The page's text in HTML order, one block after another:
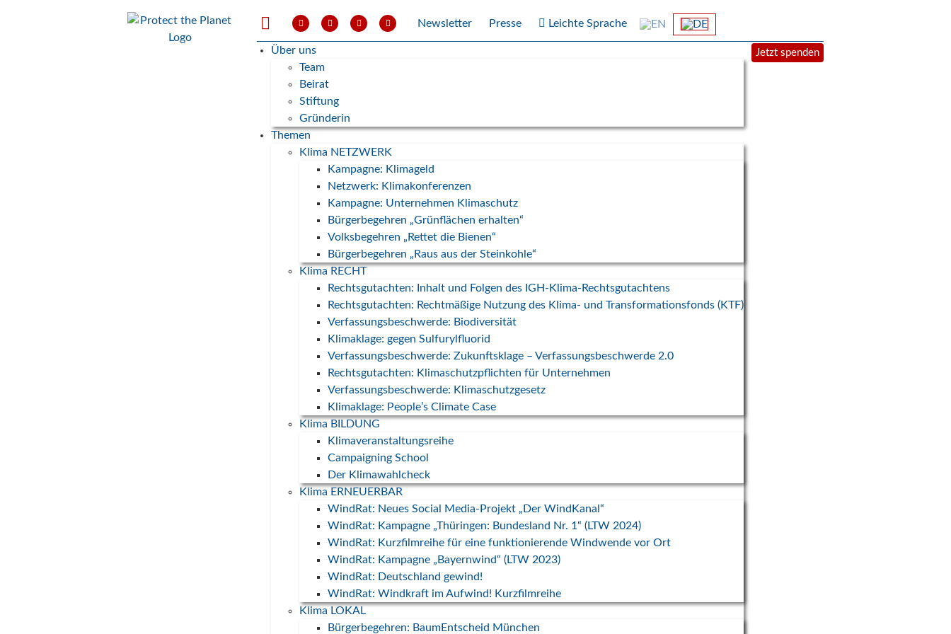
Newsletter Presse Leichte Sprache
Über uns
Team
Beirat
Stiftung
Gründerin
Themen
Klima NETZWERK
Kampagne: Klimageld
Netzwerk: Klimakonferenzen
Kampagne: Unternehmen Klimaschutz
Bürgerbegehren „Grünflächen erhalten“
Volksbegehren „Rettet die Bienen“
Bürgerbegehren „Raus aus der Steinkohle“
Klima RECHT
Rechtsgutachten: Inhalt und Folgen des IGH-Klima-Rechtsgutachtens
Rechtsgutachten: Rechtmäßige Nutzung des Klima- und Transformationsfonds (KTF)
Verfassungsbeschwerde: Biodiversität
Klimaklage: gegen Sulfurylfluorid
Verfassungsbeschwerde: Zukunftsklage – Verfassungsbeschwerde 2.0
Rechtsgutachten: Klimaschutzpflichten für Unternehmen
Verfassungsbeschwerde: Klimaschutzgesetz
Klimaklage: People’s Climate Case
Klima BILDUNG
Klimaveranstaltungsreihe
Campaigning School
Der Klimawahlcheck
Klima ERNEUERBAR
WindRat: Neues Social Media-Projekt „Der WindKanal“
WindRat: Kampagne „Thüringen: Bundesland Nr. 1“ (LTW 2024)
WindRat: Kurzfilmreihe für eine funktionierende Windwende vor Ort
WindRat: Kampagne „Bayernwind“ (LTW 2023)
WindRat: Deutschland gewind!
WindRat: Windkraft im Aufwind! Kurzfilmreihe
Klima LOKAL
Bürgerbegehren: BaumEntscheid München
Jetzt spenden
Earth Over Shoot Day 2026: Wir
haben heute alle natürlichen
Am 10.Mai ist der deutsche Earth Overshoot
Day. Deutschland verbraucht drei Erden.
Spenden
Newsletter
Presse
Impressum
Protect the Planet
Gesellschaft für ökologischen Aufbruch gGmbH
Gotzinger Str. 48
81371 München
+49 8151 6667850
post@protect-the-planet.de